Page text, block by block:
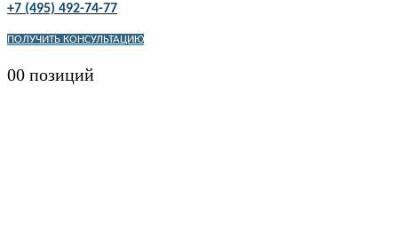
+7 (495) 492-74-77
ПОЛУЧИТЬ КОНСУЛЬТАЦИЮ
00 позиций